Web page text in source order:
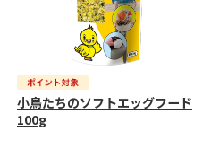
小鳥たちのソフトエッグフード
100g